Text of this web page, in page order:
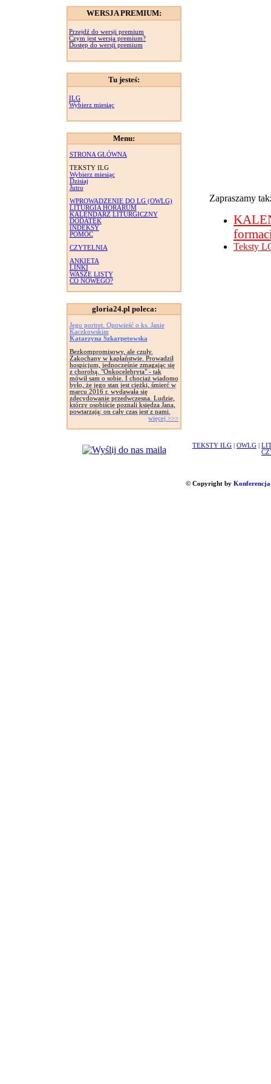
WERSJA PREMIUM:
Przejdź do wersji premium
Czym jest wersja premium?
Dostęp do wersji premium
Tu jesteś:
ILG
Wybierz miesiąc
Menu:
STRONA GŁÓWNA
TEKSTY ILG
Wybierz miesiąc
Dzisiaj
Jutro
WPROWADZENIE DO LG (OWLG)
LITURGIA HORARUM
KALENDARZ LITURGICZNY
DODATEK
INDEKSY
POMOC
CZYTELNIA
ANKIETA
LINKI
WASZE LISTY
CO NOWEGO?
gloria24.pl poleca:
Jego portret. Opowieść o ks. Janie
Kaczkowskim
Katarzyna Szkarpetowska
Bezkompromisowy, ale czuły.
Zakochany w kapłaństwie. Prowadził
hospicjum, jednocześnie zmagając się
z chorobą. "Onkocelebryta" - tak
mówił sam o sobie. I chociaż wiadomo
było, że jego stan jest ciężki, śmierć w
marcu 2016 r. wydawała się
zdecydowanie przedwczesna. Ludzie,
którzy osobiście poznali księdza Jana,
powtarzają: on cały czas jest z nami.
więcej >>>
Zapraszamy
Teksty
TEKSTY ILG OWLG
© Copyright by Konferencja